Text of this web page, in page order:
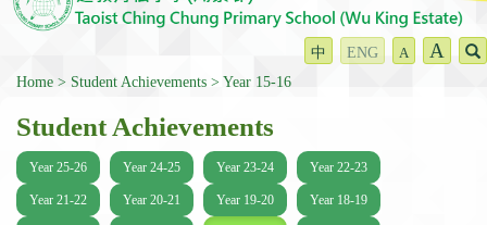
中 ENG A A
Home Student Achievements Year 15-16
Student Achievements
Year 25-26 Year 24-25 Year 23-24 Year 22-23
Year 21-22 Year 20-21 Year 19-20 Year 18-19